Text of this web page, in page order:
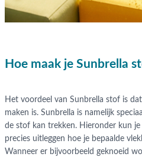
Hoe maak je Sunbrella
Het voordeel van Sunbrella stof is
maken is. Sunbrella is namelijk
de stof kan trekken. Hieronder kun je
precies uitleggen hoe je bepaalde
Wanneer er bijvoorbeeld geknoeid